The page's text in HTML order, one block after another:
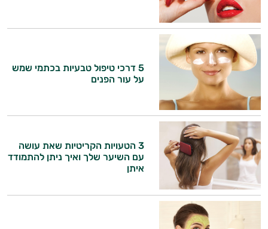
5 דרכי טיפול טבעיות בכתמי שמש
על עור הפנים
3 הטעויות הקריטיות שאת עושה
עם השיער שלך ואיך ניתן להתמודד
איתן